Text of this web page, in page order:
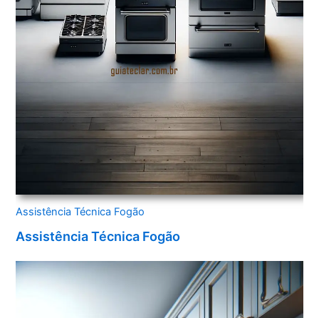
Assistência Técnica Fogão
Assistência Técnica Fogão